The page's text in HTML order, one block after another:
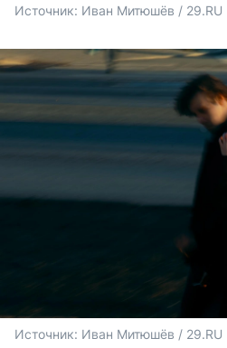
Источник: Иван Митюшёв / 29.RU
Источник: Иван Митюшёв / 29.RU